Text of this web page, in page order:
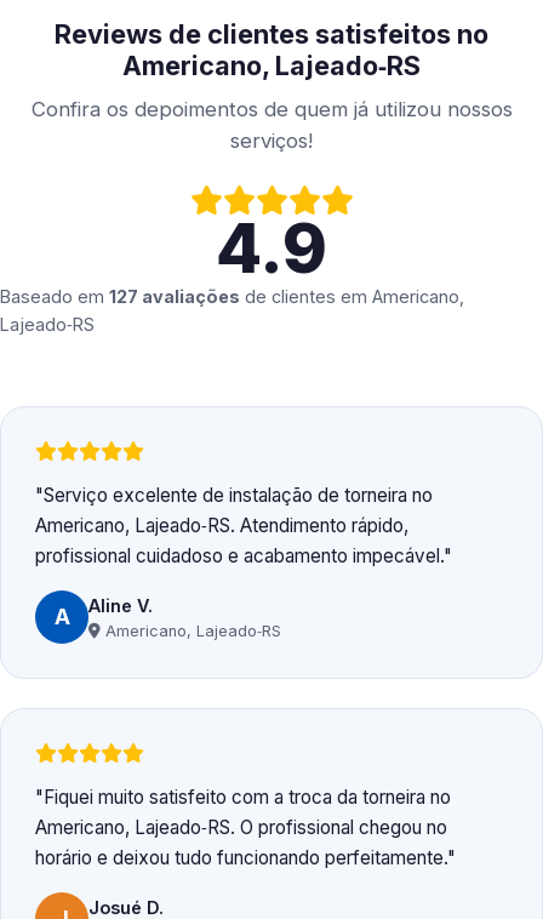
Reviews de clientes satisfeitos no
Americano, Lajeado‑RS
Confira os depoimentos de quem já utilizou nossos
serviços!
4.9
Baseado em 127 avaliações de clientes em Americano,
Lajeado‑RS
Serviço excelente de instalação de torneira no
Americano, Lajeado‑RS. Atendimento rápido,
profissional cuidadoso e acabamento impecável.
A Aline V.
Americano, Lajeado‑RS
Fiquei muito satisfeito com a troca da torneira no
Americano, Lajeado‑RS. O profissional chegou no
horário e deixou tudo funcionando perfeitamente.
Josué D.